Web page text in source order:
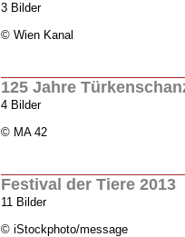
3 Bilder
© Wien Kanal
125 Jahre
4 Bilder
© MA 42
Festival der Tiere 2013
11 Bilder
© iStockphoto/message